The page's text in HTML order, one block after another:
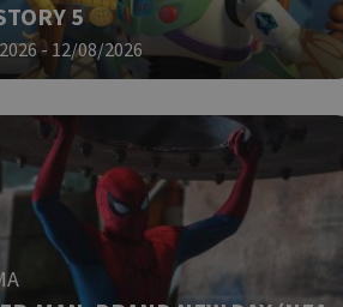
5
- 12/08/2026
LangCookie